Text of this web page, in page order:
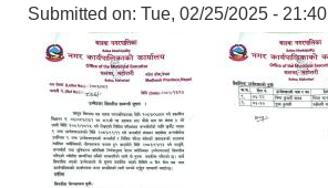
Submitted on: Tue, 02/25/2025 - 21:40